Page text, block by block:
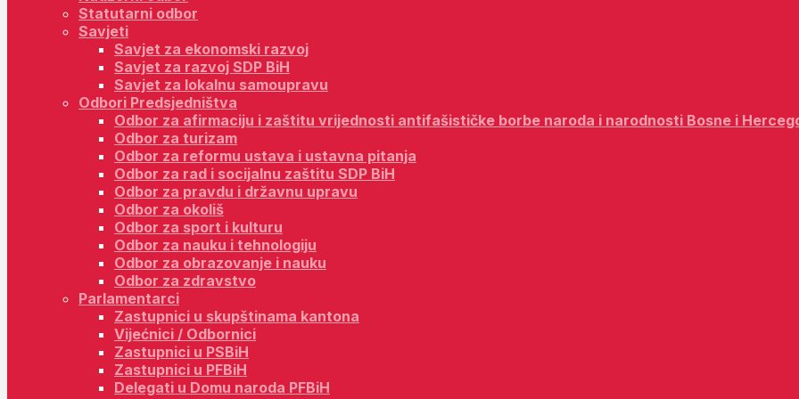
Statutarni odbor
Savjeti
Savjet za ekonomski razvoj
Savjet za razvoj SDP BiH
Savjet za lokalnu samoupravu
Odbori Predsjedništva
Odbor za afirmaciju i zaštitu vrijednosti antifašističke borbe naroda i narodnosti Bosne i
Odbor za turizam
Odbor za reformu ustava i ustavna pitanja
Odbor za rad i socijalnu zaštitu SDP BiH
Odbor za pravdu i državnu upravu
Odbor za okoliš
Odbor za sport i kulturu
Odbor za nauku i tehnologiju
Odbor za obrazovanje i nauku
Odbor za zdravstvo
Parlamentarci
Zastupnici u skupštinama kantona
Vijećnici / Odbornici
Zastupnici u PSBiH
Zastupnici u PFBiH
Delegati u Domu naroda PFBiH